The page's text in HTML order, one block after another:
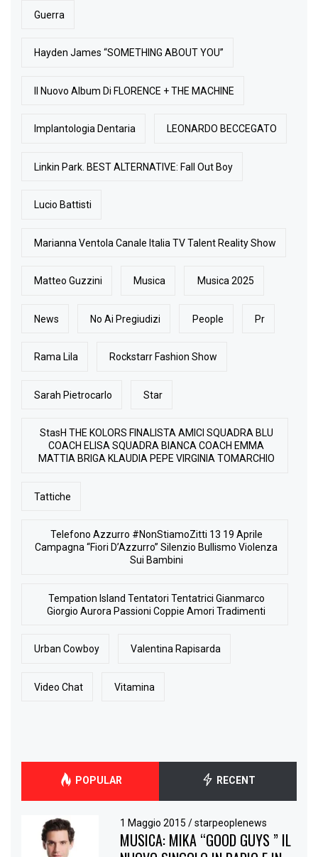
Guerra
Hayden James “SOMETHING ABOUT YOU”
Il Nuovo Album Di FLORENCE + THE MACHINE
Implantologia Dentaria LEONARDO BECCEGATO
Linkin Park. BEST ALTERNATIVE: Fall Out Boy
Lucio Battisti
Marianna Ventola Canale Italia TV Talent Reality Show
Matteo Guzzini Musica Musica 2025
News No Ai Pregiudizi People Pr
Rama Lila Rockstarr Fashion Show
Sarah Pietrocarlo Star
StasH THE KOLORS FINALISTA AMICI SQUADRA BLU
COACH ELISA SQUADRA BIANCA COACH EMMA
MATTIA BRIGA KLAUDIA PEPE VIRGINIA TOMARCHIO
Tattiche
Telefono Azzurro #NonStiamoZitti 13 19 Aprile
Campagna “Fiori D’Azzurro” Silenzio Bullismo Violenza
Sui Bambini
Tempation Island Tentatori Tentatrici Gianmarco
Giorgio Aurora Passioni Coppie Amori Tradimenti
Urban Cowboy Valentina Rapisarda
Video Chat Vitamina
POPULAR RECENT
1 Maggio 2015/ starpeoplenews
MUSICA: MIKA “GOOD GUYS ” IL